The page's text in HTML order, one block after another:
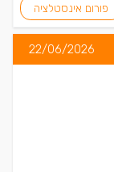
פורום אינסטלציה
22/06/2026